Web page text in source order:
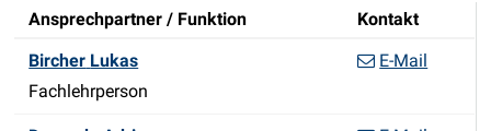
Ansprechpartner / Funktion
Kontakt
Bircher LukasFunktion
Fachlehrperson
E-Mail